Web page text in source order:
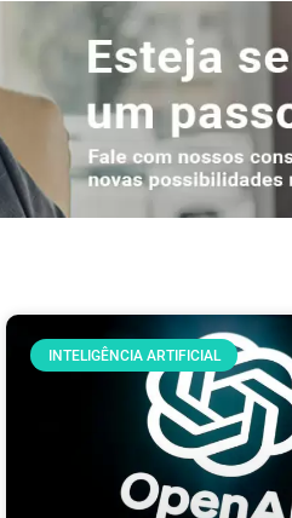
INTELIGÊNCIA ARTIFICIAL